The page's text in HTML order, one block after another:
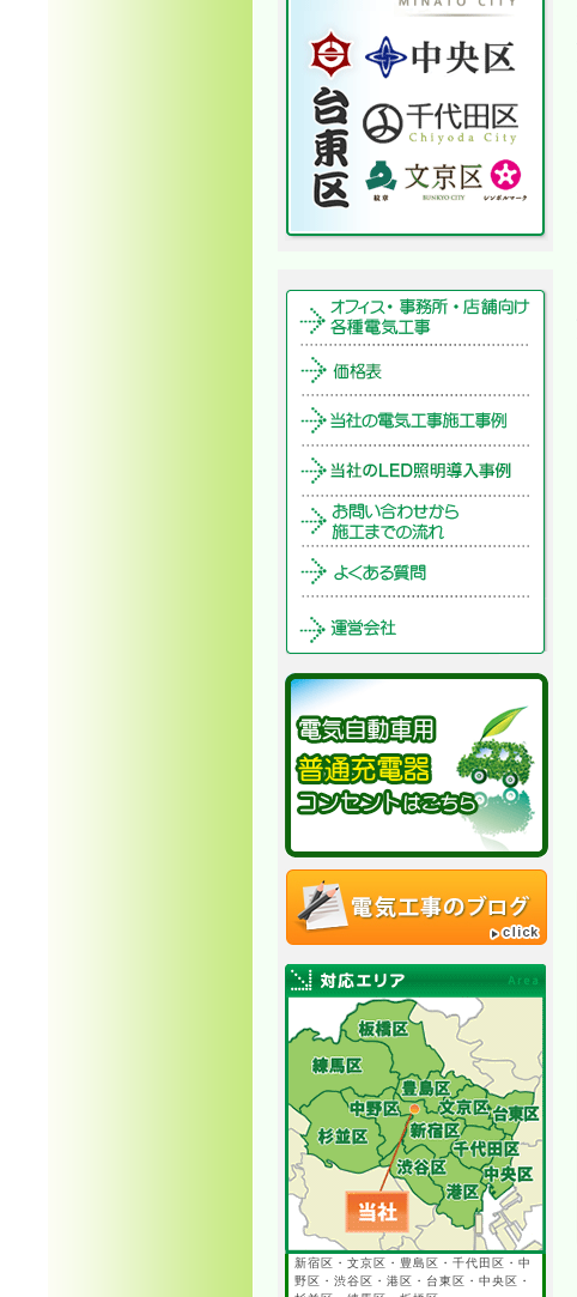
新宿区・文京区・豊島区・千代田区・中
野区・渋谷区・港区・台東区・中央区・